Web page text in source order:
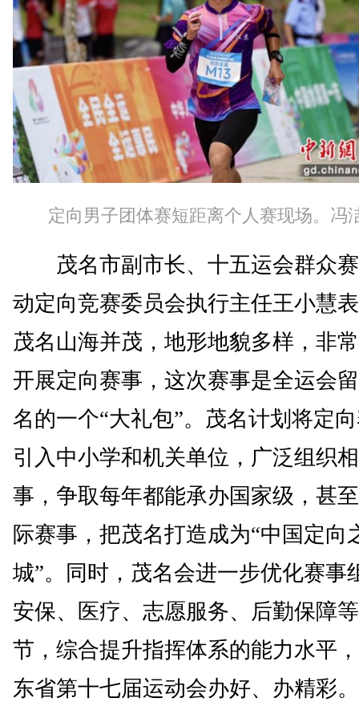
定向男子团体赛短距离个人赛现场。冯
茂名市副市长、十五运会群众
动定向竞赛委员会执行主任王小慧
茂名山海并茂，地形地貌多样，非
开展定向赛事，这次赛事是全运会
名的一个“大礼包”。茂名计划将定
引入中小学和机关单位，广泛组织
事，争取每年都能承办国家级，甚
际赛事，把茂名打造成为“中国定向
城”。同时，茂名会进一步优化赛事
安保、医疗、志愿服务、后勤保障
节，综合提升指挥体系的能力水平
东省第十七届运动会办好、办精彩